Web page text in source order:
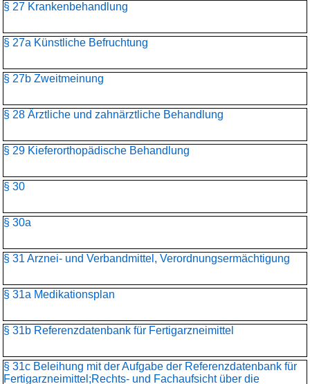
§ 27 Krankenbehandlung
§ 27a Künstliche Befruchtung
§ 27b Zweitmeinung
§ 28 Ärztliche und zahnärztliche Behandlung
§ 29 Kieferorthopädische Behandlung
§ 30
§ 30a
§ 31 Arznei- und Verbandmittel, Verordnungsermächtigung
§ 31a Medikationsplan
§ 31b Referenzdatenbank für Fertigarzneimittel
§ 31c Beleihung mit der Aufgabe der Referenzdatenbank für
Fertigarzneimittel;Rechts- und Fachaufsicht über die